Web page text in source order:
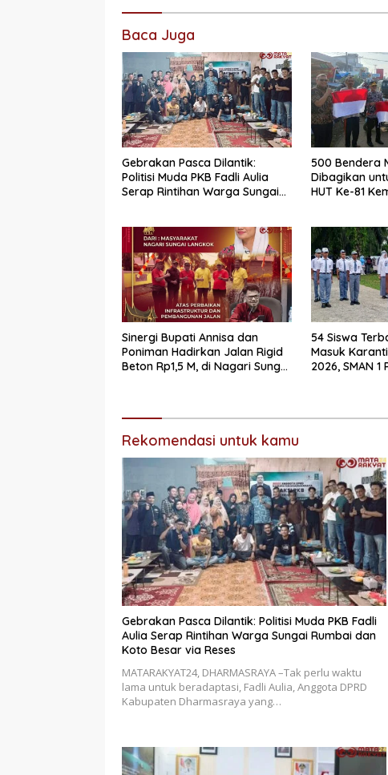
Baca Juga
Gebrakan Pasca Dilantik:
Politisi Muda PKB Fadli Aulia
Serap Rintihan Warga Sungai
500 Bendera
Dibagikan
HUT Ke-81
Sinergi Bupati Annisa dan
Poniman Hadirkan Jalan Rigid
Beton Rp1,5 M, di Nagari Sungai
54 Siswa
Masuk
2026, SMAN 1
Rekomendasi untuk kamu
Gebrakan Pasca Dilantik: Politisi Muda PKB Fadli
Aulia Serap Rintihan Warga Sungai Rumbai dan
Koto Besar via Reses
MATARAKYAT24, DHARMASRAYA –Tak perlu waktu
lama untuk beradaptasi, Fadli Aulia, Anggota DPRD
Kabupaten Dharmasraya yang…